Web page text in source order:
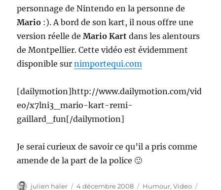
personnage de Nintendo en la personne de
Mario :). A bord de son kart, il nous offre une
version réelle deMario Kart dans les alentours
de Montpellier. Cette vidéo est évidemment
disponible surnimportequi.com
[dailymotion]http://www.dailymotion.com/vid
eo/x7lni3_mario-kart-remi-
gaillard_fun[/dailymotion]
Je serai curieux de savoir ce qu’il a pris comme
amende de la part de la police 🙂
Auteur
julien haler Publié
4 décembre 2008 Catégories
Humour,Video